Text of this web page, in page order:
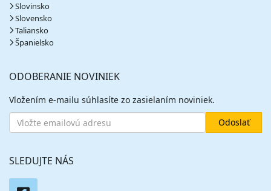
Slovinsko
Slovensko
Taliansko
Španielsko
ODOBERANIE NOVINIEK
Vložením e-mailu súhlasíte zo zasielaním noviniek.
SLEDUJTE NÁS